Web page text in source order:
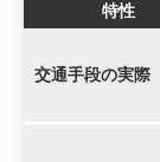
特性
交通手段の実際